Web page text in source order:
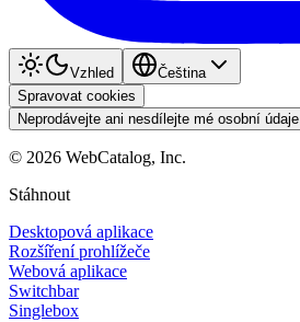
Vzhled
Čeština
Spravovat cookies
Neprodávejte ani nesdílejte mé osobní údaje
© 2026 WebCatalog, Inc.
Stáhnout
Desktopová aplikace
Rozšíření prohlížeče
Webová aplikace
Switchbar
Singlebox